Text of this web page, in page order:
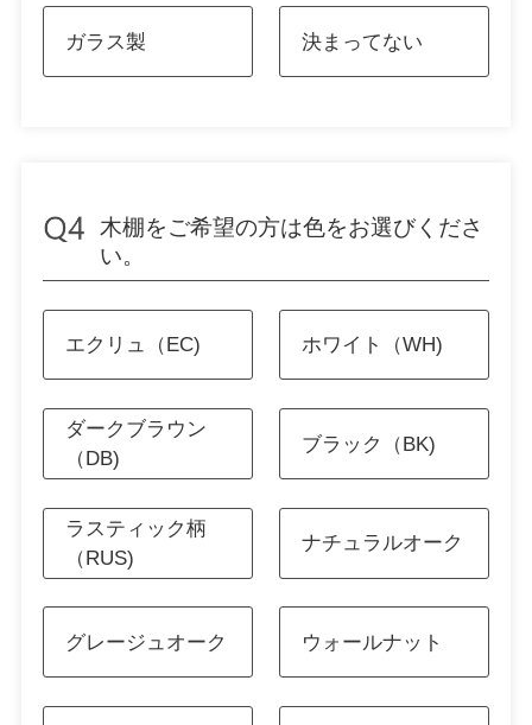
ガラス製 決まってない
木棚をご希望の方は色をお選びくださ
い。
エクリュ（EC) ホワイト（WH)
ダークブラウン
（DB)
ブラック（BK)
ラスティック柄
（RUS)
ナチュラルオーク
グレージュオーク ウォールナット